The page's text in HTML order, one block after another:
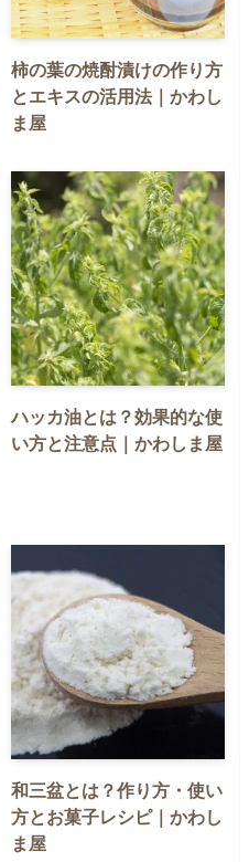
柿の葉の焼酎漬けの作り方
とエキスの活用法｜かわし
ま屋
ハッカ油とは？効果的な使
い方と注意点｜かわしま屋
和三盆とは？作り方・使い
方とお菓子レシピ｜かわし
ま屋